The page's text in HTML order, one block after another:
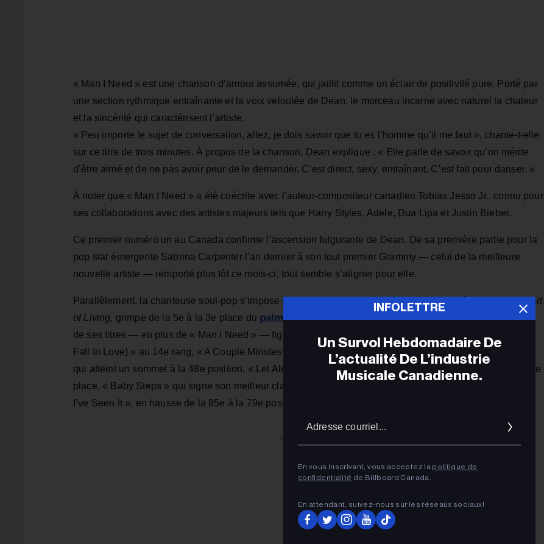
« Man I Need » est une chanson d’amour assumée, qui jaillit comme un éclair de positivité pure. Porté par
une section rythmique entraînante et la voix veloutée de Dean, le morceau incarne avec naturel la chaleur
et la sincérité qui caractérisent l’artiste.
« Peu importe le sujet de conversation, allez, je dois savoir que tu es l’homme qu’il me faut », chante-t-elle
sur ce titre de trois minutes. À propos de la chanson, Dean explique : « Elle parle de savoir qu’on mérite
d’être aimé et de ne pas avoir peur de le demander. C’est direct, sexy, entraînant. C’est fait pour danser. »
À noter que « Man I Need » a été coécrite avec l’auteur-compositeur canadien Tobias Jesso Jr., connu pour
ses collaborations avec des artistes majeurs tels que Harry Styles, Adele, Dua Lipa et Justin Bieber.
Ce premier numéro un au Canada confirme l’ascension fulgurante de Dean. De sa première partie pour la
pop star émergente Sabrina Carpenter l’an dernier à son tout premier Grammy — celui de la meilleure
nouvelle artiste — remporté plus tôt ce mois-ci, tout semble s’aligner pour elle.
Parallèlement, la chanteuse soul-pop s’impose sur les classements d’albums. Son deuxième opus,
The Art
of Living, grimpe de la 5e à la 3e place du palmarès des albums canadiens de Billboard. De plus, six
de ses titres — en plus de « Man I Need » — figurent au
Fall In Love) » au 14e rang, « A Couple Minutes » qui se maintient à la 43e place, « Nice To Each Other »
qui atteint un sommet à la 48e position, « Let Alone The One You Love » en progression de la 75e à la 71e
place, « Baby Steps » qui signe son meilleur classement en passant de la 89e à la 75e place, ainsi que «
I’ve Seen It », en hausse de la 85e à la 79e position.
INFOLETTRE
Un Survol Hebdomadaire De
L’actualité De L’industrie
Musicale Canadienne.
En vous inscrivant, vous acceptez la politique de
confidentialité de Billboard Canada.
En attendant, suivez‑nous sur les réseaux sociaux!